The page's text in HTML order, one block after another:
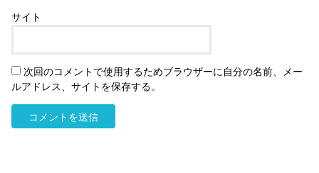
サイト
次回のコメントで使用するためブラウザーに自分の名前、メー
ルアドレス、サイトを保存する。